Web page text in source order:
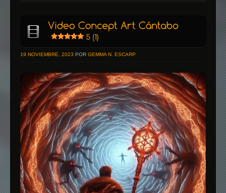
19 NOVIEMBRE, 2023 POR GEMMA N. ESCARP